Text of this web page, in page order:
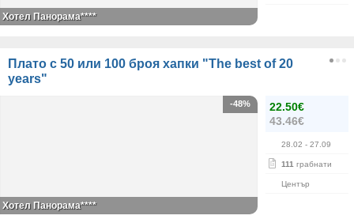
Хотел Панорама****
Плато с 50 или 100 броя хапки "The best of 20
years"
22.50€
43.46€
28.02 - 27.09
111 грабнати
Център
-48%
Хотел Панорама****